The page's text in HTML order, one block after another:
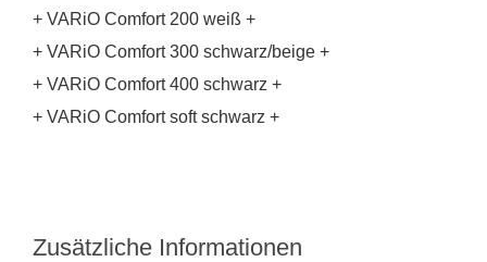
+ VARiO Comfort 200 weiß +
+ VARiO Comfort 300 schwarz/beige +
+ VARiO Comfort 400 schwarz +
+ VARiO Comfort soft schwarz +
Zusätzliche Informationen